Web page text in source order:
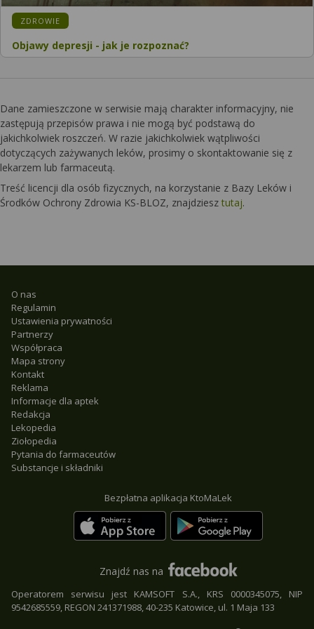
KATEGORIA:
ZDROWIE
Objawy depresji - jak je rozpoznać?
Dane zamieszczone w serwisie mają charakter informacyjny, nie
zastępują przepisów prawa i nie mogą być podstawą do
jakichkolwiek roszczeń. W razie jakichkolwiek wątpliwości
dotyczących zażywanych leków, prosimy o skontaktowanie się z
lekarzem lub farmaceutą.
Treść licencji dla osób fizycznych, na korzystanie z Bazy Leków i
Środków Ochrony Zdrowia KS-BLOZ, znajdziesz tutaj.
O nas
Regulamin
Ustawienia prywatności
Partnerzy
Współpraca
Mapa strony
Kontakt
Reklama
Informacje dla aptek
Redakcja
Lekopedia
Ziołopedia
Pytania do farmaceutów
Substancje i składniki
Bezpłatna aplikacja KtoMaLek
Znajdź nas na
Operatorem serwisu jest KAMSOFT S.A., KRS 0000345075, NIP
9542685559, REGON 241371988, 40-235 Katowice, ul. 1 Maja 133